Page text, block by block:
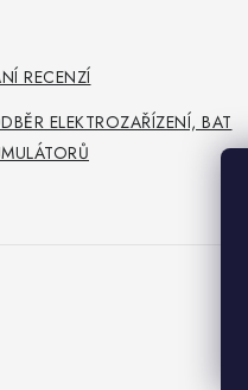
RECENZÍ
ELEKTROZAŘÍZENÍ, BAT